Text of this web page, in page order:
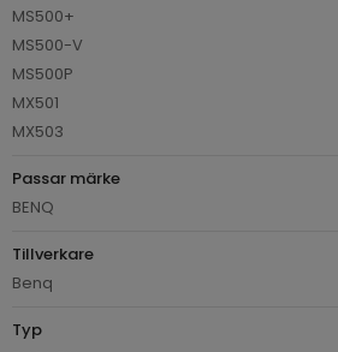
MS500+
MS500-V
MS500P
MX501
MX503
Passar märke
BENQ
Tillverkare
Benq
Typ